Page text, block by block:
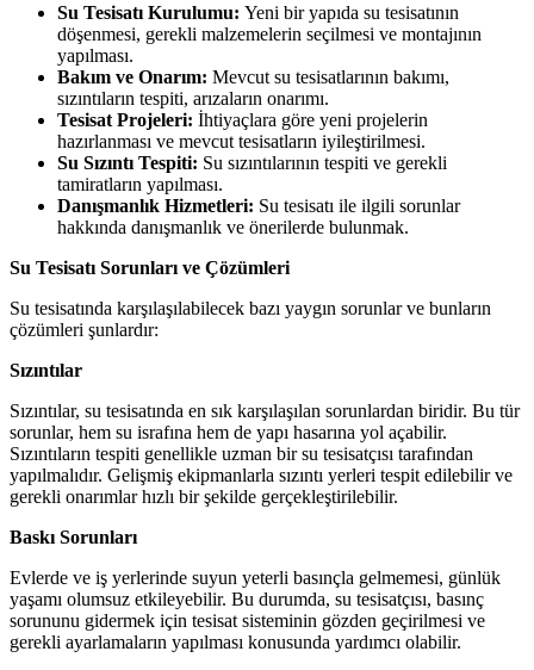
Su Tesisatı Kurulumu: Yeni bir yapıda su tesisatının
döşenmesi, gerekli malzemelerin seçilmesi ve montajının
yapılması.
Bakım ve Onarım: Mevcut su tesisatlarının bakımı,
sızıntıların tespiti, arızaların onarımı.
Tesisat Projeleri: İhtiyaçlara göre yeni projelerin
hazırlanması ve mevcut tesisatların iyileştirilmesi.
Su Sızıntı Tespiti: Su sızıntılarının tespiti ve gerekli
tamiratların yapılması.
Danışmanlık Hizmetleri: Su tesisatı ile ilgili sorunlar
hakkında danışmanlık ve önerilerde bulunmak.
Su Tesisatı Sorunları ve Çözümleri
Su tesisatında karşılaşılabilecek bazı yaygın sorunlar ve bunların
çözümleri şunlardır:
Sızıntılar
Sızıntılar, su tesisatında en sık karşılaşılan sorunlardan biridir. Bu tür
sorunlar, hem su israfına hem de yapı hasarına yol açabilir.
Sızıntıların tespiti genellikle uzman bir su tesisatçısı tarafından
yapılmalıdır. Gelişmiş ekipmanlarla sızıntı yerleri tespit edilebilir ve
gerekli onarımlar hızlı bir şekilde gerçekleştirilebilir.
Baskı Sorunları
Evlerde ve iş yerlerinde suyun yeterli basınçla gelmemesi, günlük
yaşamı olumsuz etkileyebilir. Bu durumda, su tesisatçısı, basınç
sorununu gidermek için tesisat sisteminin gözden geçirilmesi ve
gerekli ayarlamaların yapılması konusunda yardımcı olabilir.